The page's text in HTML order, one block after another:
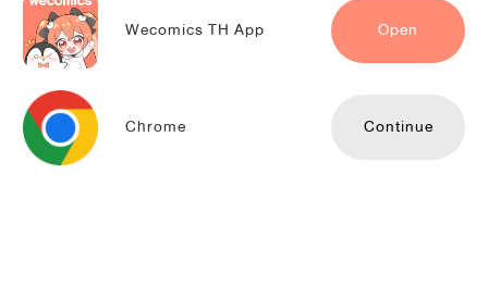
Wecomics TH App Open
Chrome Continue
สัญญารักมัดใจบอส